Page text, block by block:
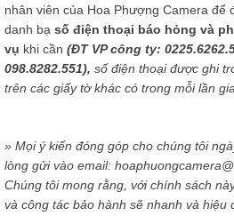
nhân viên của Hoa Phượng Camera để
danh bạ số điện thoại báo hỏng và
vụ khi cần (ĐT VP công ty:
098.8282.551), số điện thoại được ghi
trên các giấy tờ khác có trong mỗi lần
» Mọi ý kiến đóng góp cho chúng tôi
lòng gửi vào email:
Chúng tôi mong rằng, với chính sách
và công tác bảo hành sẽ nhanh và hiệu